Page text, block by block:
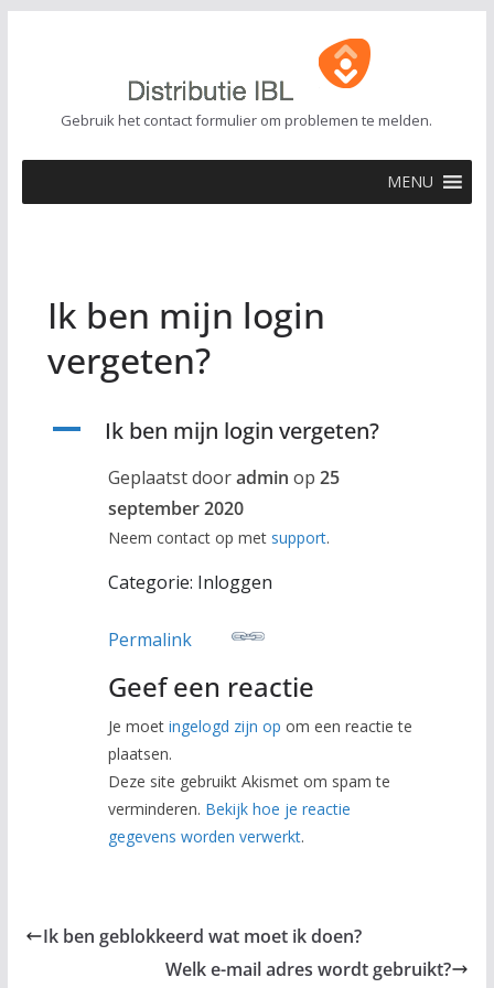
inhoudGebruik het contact formulier om problemen te melden.
MENU
Ik ben mijn login
vergeten?
A Ik ben mijn login vergeten?
Geplaatst dooradmin op 25
september 2020
Neem contact op met support.
Categorie: Inloggen
Permalink
Geef een reactie
Je moet ingelogd zijn op om een reactie te
plaatsen.
Deze site gebruikt Akismet om spam te
verminderen. Bekijk hoe je reactie
gegevens worden verwerkt.
Ik ben geblokkeerd wat moet ik doen?
Welk e-mail adres wordt gebruikt?